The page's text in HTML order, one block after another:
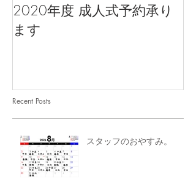
2020年度 成人式予約承り
ます
Recent Posts
スタッフのおやすみ。